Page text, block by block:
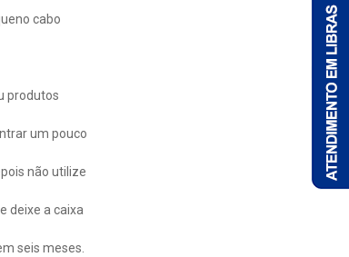
cabo
produtos
um pouco
não utilize
deixe a caixa
seis meses.